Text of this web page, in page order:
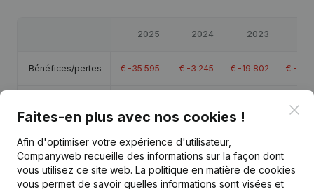
2025 2024 2023
Bénéfices/pertes € -35 595 € -3 245 € -19 802 € -30
€61
Marge brute -32 630 1 364
Faites-en plus avec nos cookies !
Afin d'optimiser votre expérience d'utilisateur,
Companyweb recueille des informations sur la façon dont
vous utilisez ce site web. La politique en matière de cookies
vous permet de savoir quelles informations sont visées et